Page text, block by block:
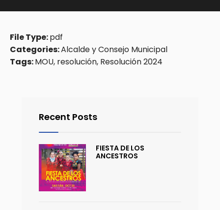
File Type:pdf
Categories:Alcalde y Consejo Municipal
Tags:MOU, resolución, Resolución 2024
Recent Posts
FIESTA DE LOS
ANCESTROS